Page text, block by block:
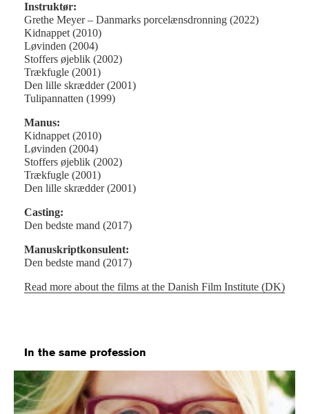
Instruktør:
Grethe Meyer – Danmarks porcelænsdronning (2022)
Kidnappet (2010)
Løvinden (2004)
Stoffers øjeblik (2002)
Trækfugle (2001)
Den lille skrædder (2001)
Tulipannatten (1999)
Manus:
Kidnappet (2010)
Løvinden (2004)
Stoffers øjeblik (2002)
Trækfugle (2001)
Den lille skrædder (2001)
Casting:
Den bedste mand (2017)
Manuskriptkonsulent:
Den bedste mand (2017)
Read more about the films at the Danish Film Institute (DK)
In the same profession